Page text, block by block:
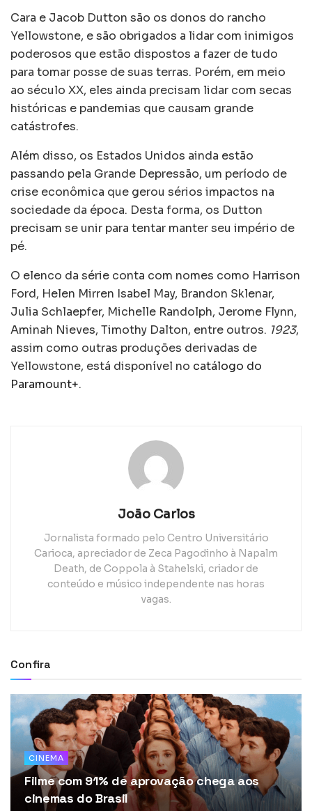
Cara e Jacob Dutton são os donos do rancho
Yellowstone, e são obrigados a lidar com inimigos
poderosos que estão dispostos a fazer de tudo
para tomar posse de suas terras. Porém, em meio
ao século XX, eles ainda precisam lidar com secas
históricas e pandemias que causam grande
catástrofes.
Além disso, os Estados Unidos ainda estão
passando pela Grande Depressão, um período de
crise econômica que gerou sérios impactos na
sociedade da época. Desta forma, os Dutton
precisam se unir para tentar manter seu império de
pé.
O elenco da série conta com nomes como Harrison
Ford, Helen Mirren Isabel May, Brandon Sklenar,
Julia Schlaepfer, Michelle Randolph, Jerome Flynn,
Aminah Nieves, Timothy Dalton, entre outros. 1923,
assim como outras produções derivadas de
Yellowstone, está disponível no catálogo do
Paramount+.
João Carlos
Jornalista formado pelo Centro Universitário
Carioca, apreciador de Zeca Pagodinho à Napalm
Death, de Coppola à Stahelski, criador de
conteúdo e músico independente nas horas
vagas.
Confira
CINEMA
Filme com 91% de aprovação chega aos
cinemas do Brasil